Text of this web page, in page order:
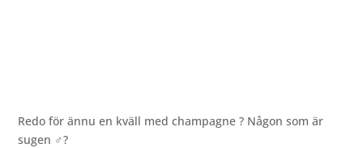
Redo för ännu en kväll med champagne ? Någon som är
sugen ‍♂️?